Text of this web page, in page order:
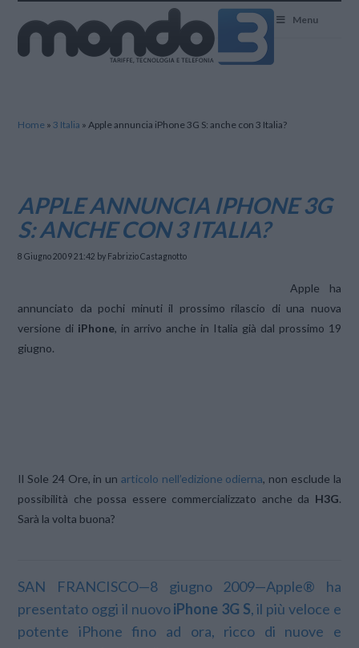
Menu
Home »3 Italia »Apple annuncia iPhone 3G S: anche con 3 Italia?
APPLE ANNUNCIA IPHONE 3G
S: ANCHE CON 3 ITALIA?
8 Giugno 2009 21:42 by Fabrizio Castagnotto
Apple ha
annunciato da pochi minuti il prossimo rilascio di una nuova
versione di iPhone, in arrivo anche in Italia già dal prossimo 19
giugno.
Il Sole 24 Ore, in un articolo nell’edizione odierna, non esclude la
possibilità che possa essere commercializzato anche da H3G.
Sarà la volta buona?
SAN FRANCISCO—8 giugno 2009—Apple® ha
presentato oggi il nuovoiPhone 3G S, il più veloce e
potente iPhone fino ad ora, ricco di nuove e